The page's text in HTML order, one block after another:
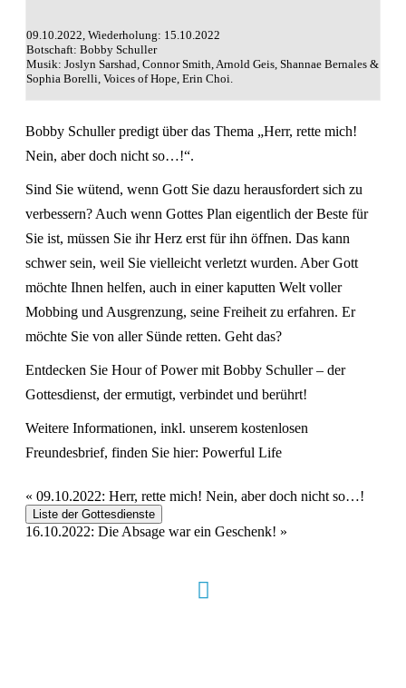
09.10.2022, Wiederholung: 15.10.2022
Botschaft: Bobby Schuller
Musik: Joslyn Sarshad, Connor Smith, Arnold Geis, Shannae Bernales &
Sophia Borelli, Voices of Hope, Erin Choi.
Bobby Schuller predigt über das Thema „Herr, rette mich!
Nein, aber doch nicht so…!“.
Sind Sie wütend, wenn Gott Sie dazu herausfordert sich zu
verbessern? Auch wenn Gottes Plan eigentlich der Beste für
Sie ist, müssen Sie ihr Herz erst für ihn öffnen. Das kann
schwer sein, weil Sie vielleicht verletzt wurden. Aber Gott
möchte Ihnen helfen, auch in einer kaputten Welt voller
Mobbing und Ausgrenzung, seine Freiheit zu erfahren. Er
möchte Sie von aller Sünde retten. Geht das?
Entdecken Sie Hour of Power mit Bobby Schuller – der
Gottesdienst, der ermutigt, verbindet und berührt!
Weitere Informationen, inkl. unserem kostenlosen
Freundesbrief, finden Sie hier: Powerful Life
« 09.10.2022: Herr, rette mich! Nein, aber doch nicht so…!
Liste der Gottesdienste
16.10.2022: Die Absage war ein Geschenk! »